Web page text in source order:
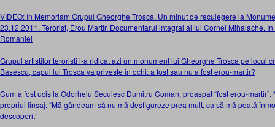
VIDEO: In Memoriam Grupul Gheorghe Trosca. Un minut de reculegere la
23.12.2011. Terorist, Erou Martir. Documentarul integral al lui Cornel Mihalache.
Romaniei
Grupul artistilor teroristi i-a ridicat azi un monument lui Gheorghe Trosca pe locul
Basescu, capul lui Trosca va priveste in ochi: a fost sau nu a fost erou-martir?
Cum a fost ucis la Odorheiu Secuiesc Dumitru Coman, proaspat “fost erou-
propriul linsaj: “Mă gândeam să nu mă desfigureze prea mult, ca să mă poată
descoperit”